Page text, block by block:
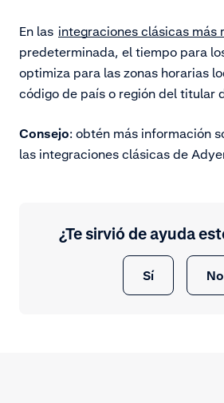
En las integraciones clásicas más
predeterminada, el tiempo para
optimiza para las zonas horarias
código de país o región del titular
Consejo: obtén más información
las integraciones clásicas de
¿Te sirvió de ayuda
Sí No